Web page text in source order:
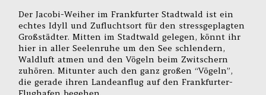
Der Jacobi-Weiher im Frankfurter Stadtwald ist ein
echtes Idyll und Zufluchtsort für den stressgeplagten
Großstädter. Mitten im Stadtwald gelegen, könnt ihr
hier in aller Seelenruhe um den See schlendern,
Waldluft atmen und den Vögeln beim Zwitschern
zuhören. Mitunter auch den ganz großen “Vögeln”,
die gerade ihren Landeanflug auf den Frankfurter-